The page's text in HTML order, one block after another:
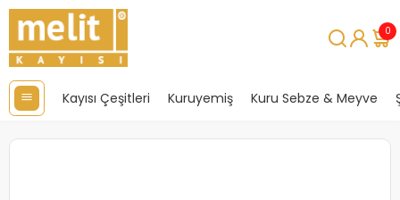
0
Kayısı Çeşitleri Kuruyemiş Kuru Sebze & Meyve